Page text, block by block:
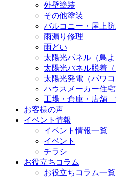
外壁塗装
その他塗装
バルコニー・屋上防
雨漏り修理
雨どい
太陽光パネル（鳥よ
太陽光パネル脱着（
太陽光発電（パワコ
ハウスメーカー住
工場・倉庫・店舗
お客様の声
イベント情報
イベント情報一覧
イベント
チラシ
お役立ちコラム
お役立ちコラム一覧